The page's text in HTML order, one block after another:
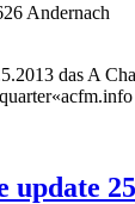
Andernach
das A
update